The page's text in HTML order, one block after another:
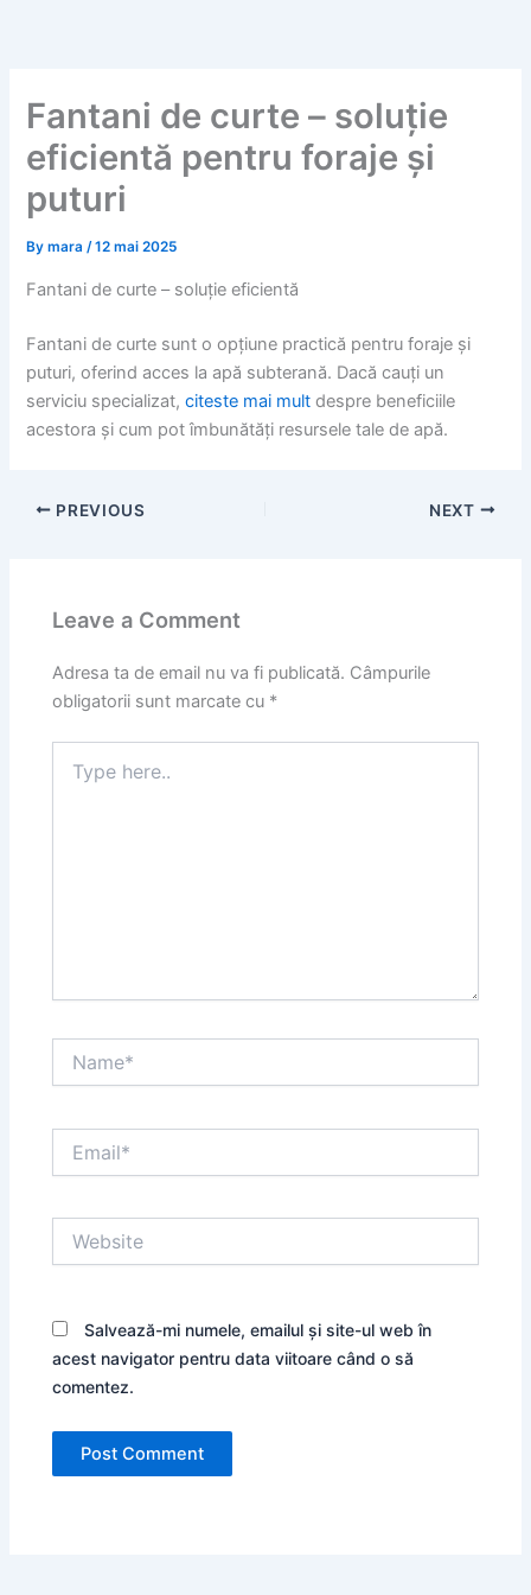
Fantani de curte – soluție
eficientă pentru foraje și
puturi
Bymara/12 mai 2025
Fantani de curte – soluție eficientă
Fantani de curte sunt o opțiune practică pentru foraje și
puturi, oferind acces la apă subterană. Dacă cauți un
serviciu specializat,citeste mai mult despre beneficiile
acestora și cum pot îmbunătăți resursele tale de apă.
PREVIOUS NEXT
Leave a Comment
Adresa ta de email nu va fi publicată. Câmpurile
obligatorii sunt marcate cu *
here..
Salvează-mi numele, emailul și site-ul web în
acest navigator pentru data viitoare când o să
comentez.